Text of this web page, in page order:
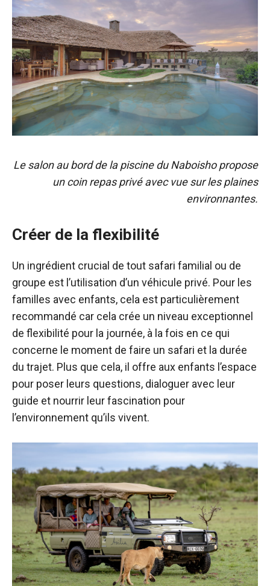
Le salon au bord de la piscine du Naboisho propose
un coin repas privé avec vue sur les plaines
environnantes.
Créer de la flexibilité
Un ingrédient crucial de tout safari familial ou de
groupe est l’utilisation d’un véhicule privé. Pour les
familles avec enfants, cela est particulièrement
recommandé car cela crée un niveau exceptionnel
de flexibilité pour la journée, à la fois en ce qui
concerne le moment de faire un safari et la durée
du trajet. Plus que cela, il offre aux enfants l’espace
pour poser leurs questions, dialoguer avec leur
guide et nourrir leur fascination pour
l’environnement qu’ils vivent.